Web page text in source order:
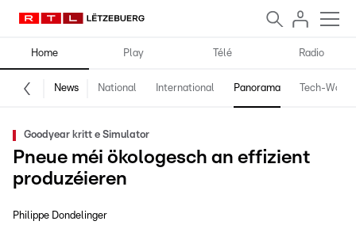
Home Play Télé Radio
News National International Panorama Tech-World
Goodyear kritt e Simulator
Pneue méi ökologesch an effizient
produzéieren
Philippe Dondelinger